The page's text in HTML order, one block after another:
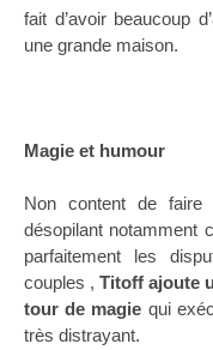
fait d’avoir beaucoup
une grande maison.
Magie et humour
Non content de
désopilant notamment
parfaitement les
couples , Titoff ajoute
tour de magie qui
très distrayant.